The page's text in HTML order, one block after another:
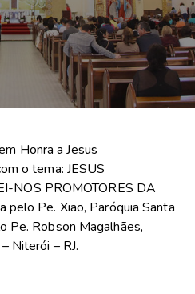
Honra a Jesus
o tema: JESUS
NOS PROMOTORES DA
pelo Pe. Xiao, Paróquia Santa
Pe. Robson Magalhães,
Niterói – RJ.